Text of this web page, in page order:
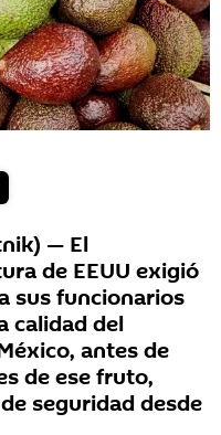
— El
de EEUU exigió
sus funcionarios
calidad del
antes de
de ese fruto,
seguridad desde